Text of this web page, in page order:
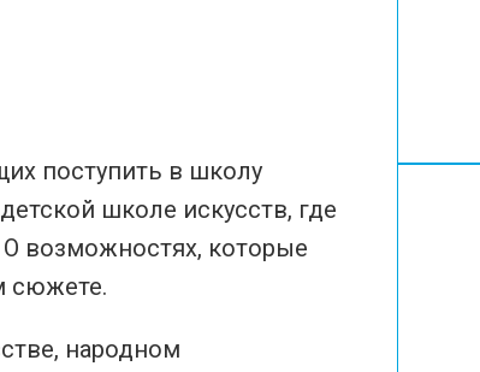
поступить в школу
школе искусств, где
О возможностях, которые
сюжете.
народном